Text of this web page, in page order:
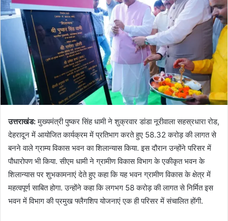
उत्तराखंड:मुख्यमंत्री पुष्कर सिंह धामी ने शुक्रवार डांडा नूरीवाला सहस्रधारा रोड,
देहरादून में आयोजित कार्यक्रम में प्रतिभाग करते हुए 58.32 करोड़ की लागत से
बनने वाले ग्राम्य विकास भवन का शिलान्यास किया. इस दौरान उन्होंने परिसर में
पौधारोपण भी किया. सीएम धामी ने ग्रामीण विकास विभाग के एकीकृत भवन के
शिलान्यास पर शुभकामनाएं देते हुए कहा कि यह भवन ग्रामीण विकास के क्षेत्र में
महत्वपूर्ण साबित होगा. उन्होंने कहा कि लगभग 58 करोड़ की लागत से निर्मित इस
भवन में विभाग की प्रमुख फ्लैगशिप योजनाएं एक ही परिसर में संचालित होंगी.